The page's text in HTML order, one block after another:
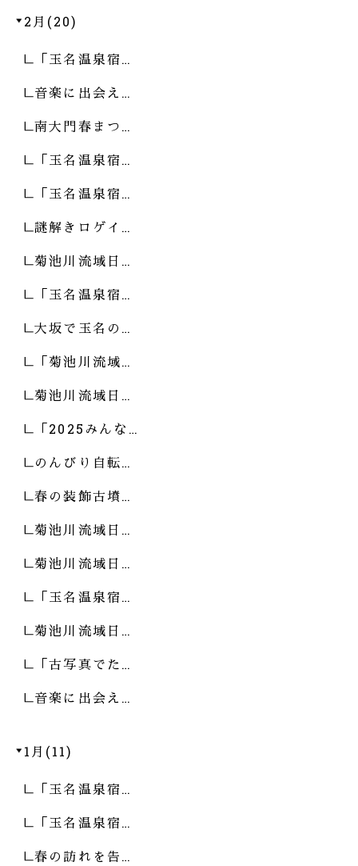
2月(20)
「玉名温泉宿…
音楽に出会え…
南大門春まつ…
「玉名温泉宿…
「玉名温泉宿…
謎解きロゲイ…
菊池川流域日…
「玉名温泉宿…
大坂で玉名の…
「菊池川流域…
菊池川流域日…
「2025みんな…
のんびり自転…
春の装飾古墳…
菊池川流域日…
菊池川流域日…
「玉名温泉宿…
菊池川流域日…
「古写真でた…
音楽に出会え…
1月(11)
「玉名温泉宿…
「玉名温泉宿…
春の訪れを告…